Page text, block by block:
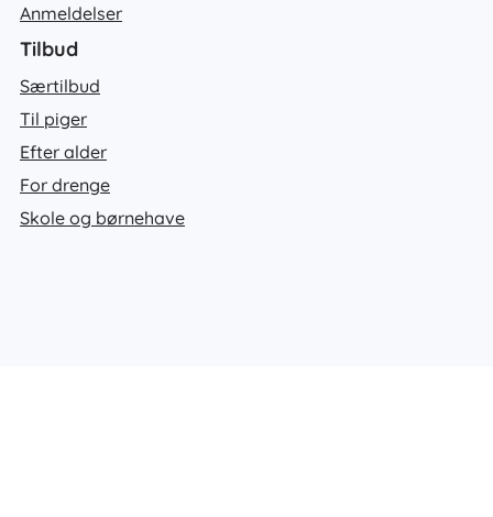
Anmeldelser
Tilbud
Særtilbud
Til piger
Efter alder
For drenge
Skole og børnehave